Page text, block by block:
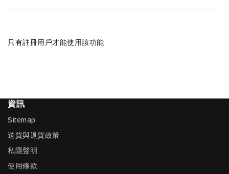
只有註冊用戶才能使用該功能
資訊
Sitemap
送貨與退貨政策
私隱聲明
使用條款